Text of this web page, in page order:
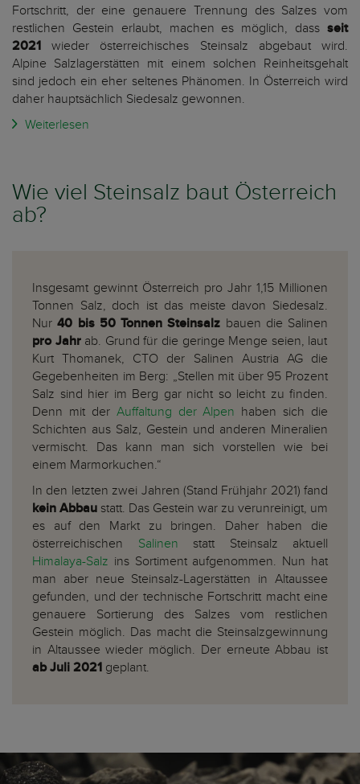
Fortschritt, der eine genauere Trennung des Salzes vom
restlichen Gestein erlaubt, machen es möglich, dass seit
2021 wieder österreichisches Steinsalz abgebaut wird.
Alpine Salzlagerstätten mit einem solchen Reinheitsgehalt
sind jedoch ein eher seltenes Phänomen. In Österreich wird
daher hauptsächlich Siedesalz gewonnen.
Weiterlesen
Wie viel Steinsalz baut Österreich
ab?
Insgesamt gewinnt Österreich pro Jahr 1,15 Millionen
Tonnen Salz, doch ist das meiste davon Siedesalz.
Nur 40 bis 50 Tonnen Steinsalz bauen die Salinen
pro Jahr ab. Grund für die geringe Menge seien, laut
Kurt Thomanek, CTO der Salinen Austria AG die
Gegebenheiten im Berg: „Stellen mit über 95 Prozent
Salz sind hier im Berg gar nicht so leicht zu finden.
Denn mit der Auffaltung der Alpen haben sich die
Schichten aus Salz, Gestein und anderen Mineralien
vermischt. Das kann man sich vorstellen wie bei
einem Marmorkuchen.“
In den letzten zwei Jahren (Stand Frühjahr 2021) fand
kein Abbau statt. Das Gestein war zu verunreinigt, um
es auf den Markt zu bringen. Daher haben die
österreichischen Salinen statt Steinsalz aktuell
Himalaya-Salz ins Sortiment aufgenommen. Nun hat
man aber neue Steinsalz-Lagerstätten in Altaussee
gefunden, und der technische Fortschritt macht eine
genauere Sortierung des Salzes vom restlichen
Gestein möglich. Das macht die Steinsalzgewinnung
in Altaussee wieder möglich. Der erneute Abbau ist
ab Juli 2021 geplant.